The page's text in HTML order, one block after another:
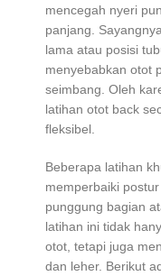
mencegah nyeri
panjang.
lama atau posisi
menyebabkan otot
seimbang. Oleh
latihan otot back
fleksibel.
Beberapa latihan
memperbaiki
punggung bagian
latihan ini tidak
otot, tetapi juga
dan leher. Berikut